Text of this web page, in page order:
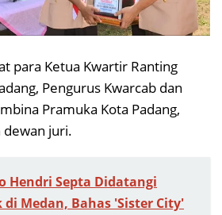
para Ketua Kwartir Ranting
Pengurus Kwarcab dan
Pramuka Kota Padang,
dewan juri.
Hendri Septa Didatangi
Medan, Bahas 'Sister City'